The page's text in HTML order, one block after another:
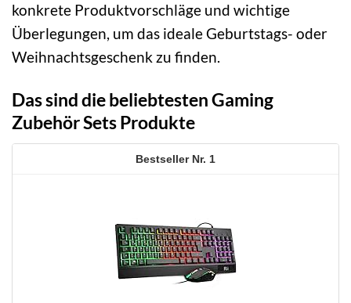
konkrete Produktvorschläge und wichtige
Überlegungen, um das ideale Geburtstags- oder
Weihnachtsgeschenk zu finden.
Das sind die beliebtesten Gaming
Zubehör Sets Produkte
1